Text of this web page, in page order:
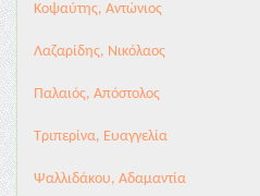
Κοψαύτης, Αντώνιος
Λαζαρίδης, Νικόλαος
Παλαιός, Απόστολος
Τριπερίνα, Ευαγγελία
Ψαλλιδάκου, Αδαμαντία